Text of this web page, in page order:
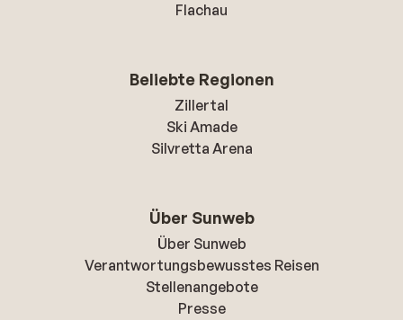
Flachau
Beliebte Regionen
Zillertal
Ski Amade
Silvretta Arena
Über Sunweb
Über Sunweb
Verantwortungsbewusstes Reisen
Stellenangebote
Presse